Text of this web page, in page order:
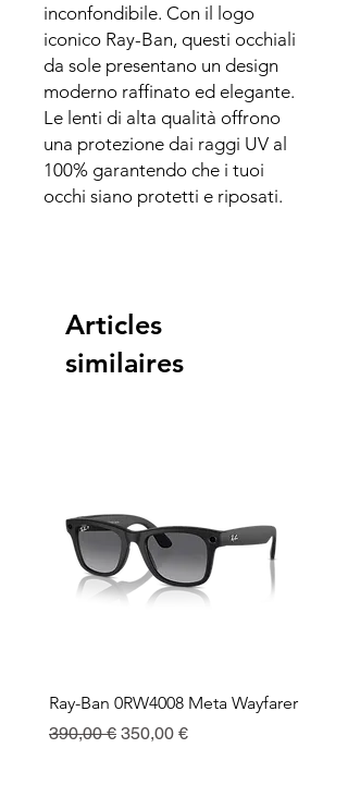
inconfondibile. Con il logo
iconico Ray-Ban, questi occhiali
da sole presentano un design
moderno raffinato ed elegante.
Le lenti di alta qualità offrono
una protezione dai raggi UV al
100% garantendo che i tuoi
occhi siano protetti e riposati.
Articles
similaires
Ray-Ban 0RW4008 Meta Wayfarer
Prix original
390,00 € Prix promotionnel
350,00 €